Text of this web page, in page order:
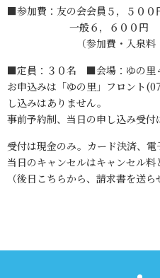
■参加費：友の会会員５，５００
一般６，６００円
（参加費・入泉料・
■定員：３０名 ■会場：ゆの里
お申込みは「ゆの里」フロント
し込みはありません。
事前予約制、当日の申し込み受付
受付は現金のみ。カード決済、電
当日のキャンセルはキャンセル料
（後日こちらから、請求書を送ら